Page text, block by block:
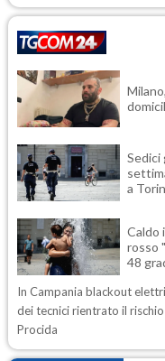
Sedici
a
Caldo
rosso
48
In Campania blackout
dei tecnici rientrato il
Procida